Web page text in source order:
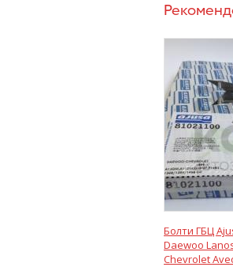
Болти ГБЦ
Daewoo
Chevrolet